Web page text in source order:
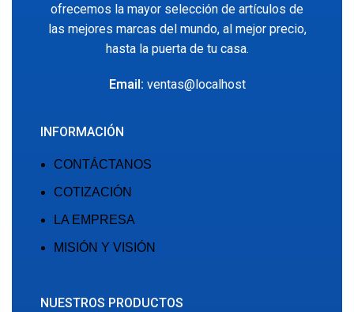
ofrecemos la mayor selección de artículos de
las mejores marcas del mundo, al mejor precio,
hasta la puerta de tu casa.
Email: ventas@localhost
INFORMACIÓN
CONTÁCTANOS
COTIZACIÓN
LA EMPRESA
MISIÓN Y VISIÓN
NUESTROS PRODUCTOS